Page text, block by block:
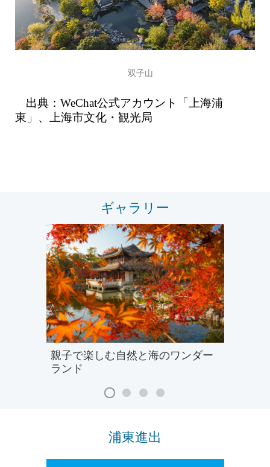
双子山
出典：WeChat公式アカウント「上海浦
東」、上海市文化・観光局
ギャラリー
親子で楽しむ自然と海のワンダー
ランド
浦東進出